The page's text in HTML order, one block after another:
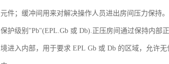
元件；缓冲间用来对解决操作人员进出房间压力保持。
保护级别"Pb"(EPL.Gb 或 Db).正压房间通过保持内部
境进入内部，用于要求 EPL Gb 或 Db 的区域，允许